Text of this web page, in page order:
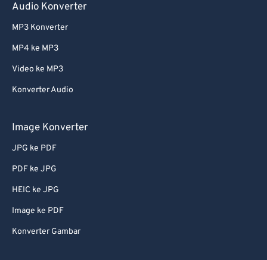
Audio Konverter
MP3 Konverter
MP4 ke MP3
Video ke MP3
Konverter Audio
Image Konverter
JPG ke PDF
PDF ke JPG
HEIC ke JPG
Image ke PDF
Konverter Gambar